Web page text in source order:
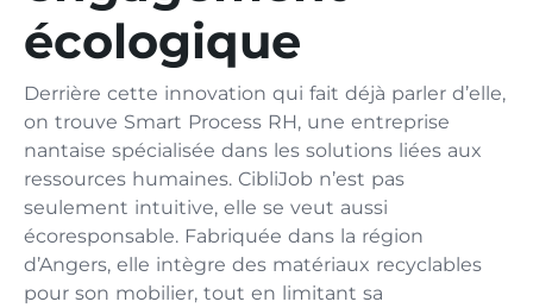
écologique
Derrière cette innovation qui fait déjà parler d’elle,
on trouve Smart Process RH, une entreprise
nantaise spécialisée dans les solutions liées aux
ressources humaines. CibliJob n’est pas
seulement intuitive, elle se veut aussi
écoresponsable. Fabriquée dans la région
d’Angers, elle intègre des matériaux recyclables
pour son mobilier, tout en limitant sa